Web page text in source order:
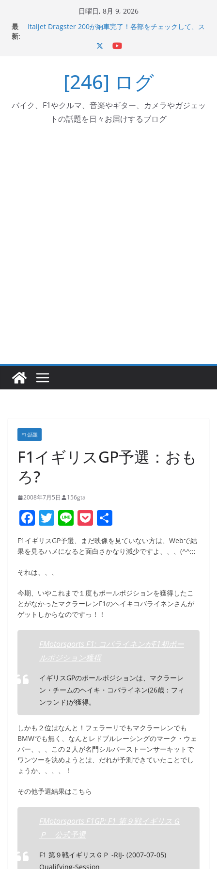
日曜日, 8月 9, 2026
最
新:
Italjet Dragster 200が納車完了！各部をチェックして、ス
器エフェクターが返礼品でもらえる！
Italjet Dragster 200のフロントISSサスの動きが判ったら
コーナリングが楽しくなった
[246] ログ
バイク、F1やクルマ、音楽やギター、カメラやガジェッ
トの話題を日々お届けするブログ
F1:話題
F1イギリスGP予選：おも
ろ?
2008年7月5日 156gta
F
a
c
e
b
o
o
k
T
w
itt
Li
e
P
o
ck
有
F1イギリスGP予選、まだ映像を見ていない方は、Webで結
果を見るハメになると面白さかなり減少ですよ、、、(^^;;;
それは、、、
今期、いやこれまで１度もポールポジションを獲得したこ
とがなかったマクラーレンF1のヘイキコバライネンさんが
ゲットしからなのですっ！！
FMotorsports F1: コバライネンがF1初ポー
ルポジション獲得
イギリスGPのポールポジションは、マクラーレ
ン・チームのヘイキ・コバライネン(26歳：フィ
ンランド)が獲得。
しかも２位はなんと！フェラーリでもマクラーレンでも
BMWでも無く、なんとレドブルレーシングのマーク・ウェ
バー、、、この２人が名門シルバーストーンサーキットで
ワンツーを決めようとは、だれが予測できていたことでし
ょうか、、、、！
その他予選結果はこちら
FMotorsports F1GP: F1 第９戦イギリスＧ
Ｐ 公式予選
F1 第９戦イギリスＧＰ -RIJ- (2007-07-05)
Qualifying-Session